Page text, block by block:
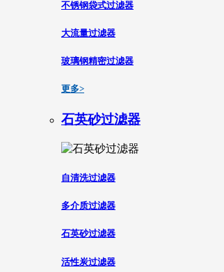
不锈钢袋式过滤器
大流量过滤器
玻璃钢精密过滤器
更多>
石英砂过滤器
自清洗过滤器
多介质过滤器
石英砂过滤器
活性炭过滤器